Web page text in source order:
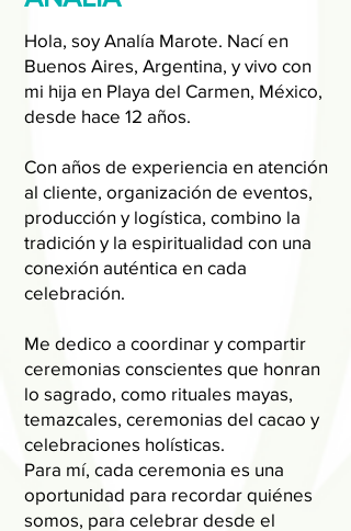
Hola, soy Analía Marote. Nací en
Buenos Aires, Argentina, y vivo con
mi hija en Playa del Carmen, México,
desde hace 12 años.
Con años de experiencia en atención
al cliente, organización de eventos,
producción y logística, combino la
tradición y la espiritualidad con una
conexión auténtica en cada
celebración.
Me dedico a coordinar y compartir
ceremonias conscientes que honran
lo sagrado, como rituales mayas,
temazcales, ceremonias del cacao y
celebraciones holísticas.
Para mí, cada ceremonia es una
oportunidad para recordar quiénes
somos, para celebrar desde el